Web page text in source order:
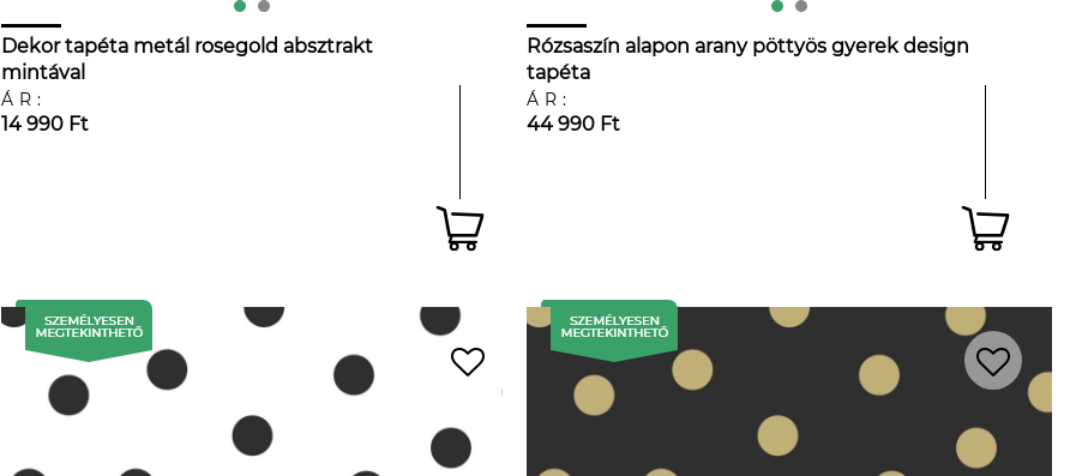
Dekor tapéta metál rosegold absztrakt
mintával
ÁR:
14 990 Ft
Rózsaszín alapon arany pöttyös gyerek design
tapéta
ÁR:
44 990 Ft